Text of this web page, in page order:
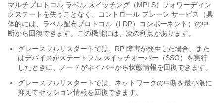
マルチプロトコル ラベル スイッチング（MPLS）フォワーディン
グステートを失うことなく、コントロール プレーン サービス（具
体的には、ラベル配布プロトコル（LDP）コンポーネント）の中
断から回復できます。この機能には、次の利点があります。
グレースフルリスタートでは、RP 障害が発生した場合、また
はデバイスがステートフル スイッチオーバー（SSO）を実行
したときに、ノードがネイバーから状態情報を回復できます。
グレースフルリスタートでは、ネットワークの中断を最小限に
抑えてセッション情報を回復できます。